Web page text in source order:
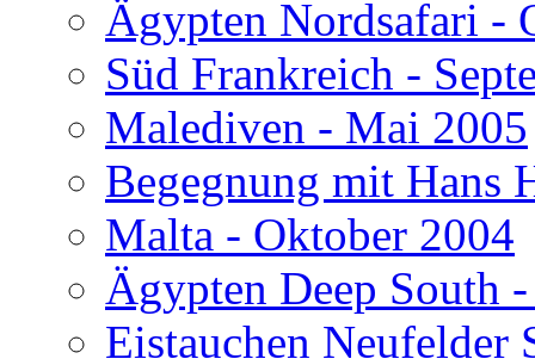
Ägypten Nordsafari -
Süd Frankreich -
Malediven - Mai 2005
Begegnung mit Hans
Malta - Oktober 2004
Ägypten Deep South
Eistauchen Neufelder